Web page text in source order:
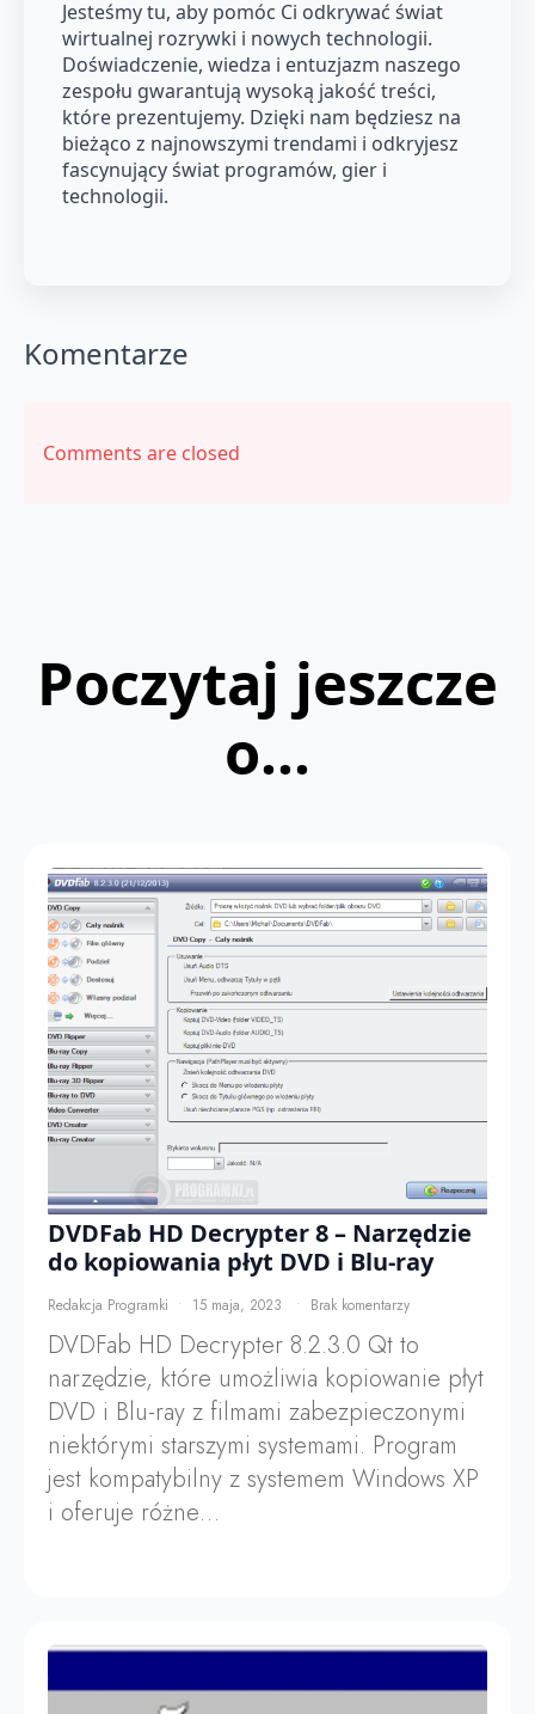
Jesteśmy tu, aby pomóc Ci odkrywać świat
wirtualnej rozrywki i nowych technologii.
Doświadczenie, wiedza i entuzjazm naszego
zespołu gwarantują wysoką jakość treści,
które prezentujemy. Dzięki nam będziesz na
bieżąco z najnowszymi trendami i odkryjesz
fascynujący świat programów, gier i
technologii.
Komentarze
Comments are closed
Poczytaj jeszcze
o...
DVDFab HD Decrypter 8 – Narzędzie
do kopiowania płyt DVD i Blu-ray
Redakcja Programki 15 maja, 2023 Brak komentarzy
DVDFab HD Decrypter 8.2.3.0 Qt to
narzędzie, które umożliwia kopiowanie płyt
DVD i Blu-ray z filmami zabezpieczonymi
niektórymi starszymi systemami. Program
jest kompatybilny z systemem Windows XP
i oferuje różne…